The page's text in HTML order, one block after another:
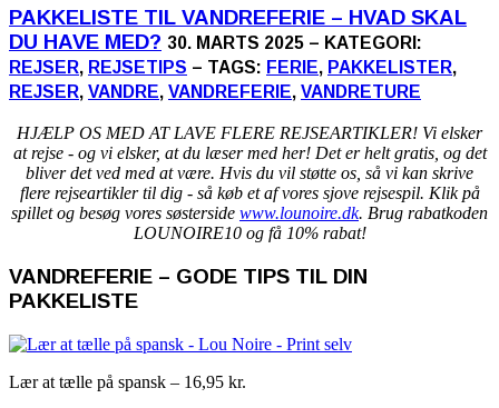
PAKKELISTE TIL VANDREFERIE – HVAD SKAL
DU HAVE MED? 30. MARTS 2025 – KATEGORI:
REJSER, REJSETIPS – TAGS: FERIE, PAKKELISTER,
REJSER, VANDRE, VANDREFERIE, VANDRETURE
HJÆLP OS MED AT LAVE FLERE REJSEARTIKLER! Vi elsker
at rejse - og vi elsker, at du læser med her! Det er helt gratis, og det
bliver det ved med at være. Hvis du vil støtte os, så vi kan skrive
flere rejseartikler til dig - så køb et af vores sjove rejsespil. Klik på
spillet og besøg vores søsterside www.lounoire.dk. Brug rabatkoden
LOUNOIRE10 og få 10% rabat!
VANDREFERIE – GODE TIPS TIL DIN
PAKKELISTE
Lær at tælle på spansk – 16,95 kr.